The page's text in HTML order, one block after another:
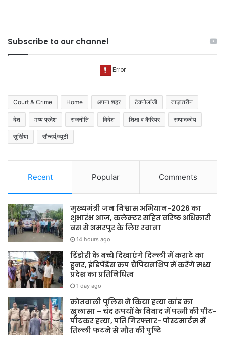
Subscribe to our channel
Court & Crime Home अपना शहर टेक्नोलॉजी ताज़ातरीन
देश मध्य प्रदेश राजनीति विदेश शिक्षा व कैरियर सम्पादकीय
सुर्खिया सौन्दर्य/ब्यूटी
Recent Popular Comments
मुख्यमंत्री जन विश्वास अभियान-2026 का
शुभारंभ आज, कलेक्टर सहित वरिष्ठ अधिकारी
बस से अमरपुर के लिए रवाना
14 hours ago
डिंडोरी के बच्चे दिखाएंगे दिल्ली में कराटे का
हुनर, इंडिपेंडेंस कप चैंपियनशिप में करेंगे मध्य
प्रदेश का प्रतिनिधित्व
1 day ago
कोतवाली पुलिस ने किया हत्या कांड का
खुलासा – चंद रुपयों के विवाद में पत्नी की पीट-
पीटकर हत्या, पति गिरफ्तार- पोस्टमार्टम में
तिल्ली फटने से मौत की पुष्टि